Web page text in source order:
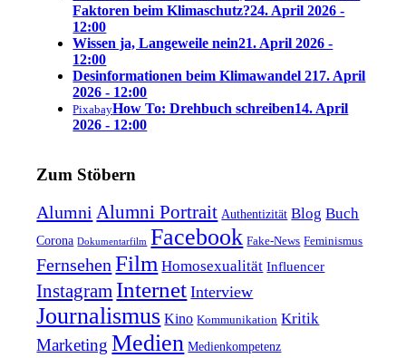
Faktoren beim Klimaschutz?24. April 2026 -
12:00
Wissen ja, Langeweile nein21. April 2026 -
12:00
Desinformationen beim Klimawandel 217. April
2026 - 12:00
PixabayHow To: Drehbuch schreiben14. April
2026 - 12:00
Zum Stöbern
Alumni Alumni Portrait Authentizität Blog Buch
Corona Dokumentarfilm Facebook Fake-News Feminismus
Fernsehen Film Homosexualität Influencer
Instagram Internet Interview
Journalismus Kino Kommunikation Kritik
Marketing Medien Medienkompetenz